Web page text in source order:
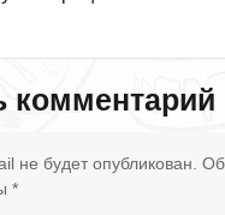
комментарий
не будет опубликован.
*